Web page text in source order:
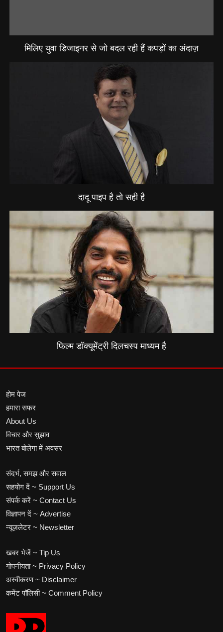
मिलिए युवा डिजाइनर से जो बदल रही हैं कपड़ों का अंदाज़
दादू पाइप है तो सही है
फिल्म डॉक्यूमेंट्री दिलचस्प माध्यम है
होम पेज
हमारा सफर
About Us
विचार और सुझाव
भारत बोलेगा में अवसर
संदर्भ, समझ और सवाल
सहयोग दें ~ Support Us
संपर्क करें ~ Contact Us
विज्ञापन दें ~ Advertise
न्यूज़लेटर ~ Newsletter
खबर भेजें ~ Tip Us
गोपनीयता ~ Privacy Policy
अस्वीकरण ~ Disclaimer
कमेंट पॉलिसी ~ Comment Policy